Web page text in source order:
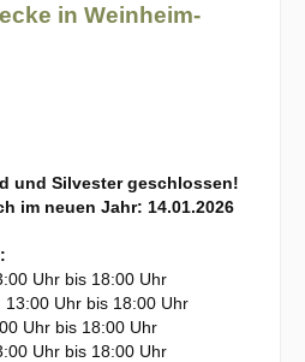
in Weinheim-
und Silvester geschlossen!
im neuen Jahr: 14.01.2026
Uhr bis 18:00 Uhr
Uhr bis 18:00 Uhr
Uhr bis 18:00 Uhr
Uhr bis 18:00 Uhr